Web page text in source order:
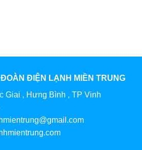
ĐIỆN LẠNH MIỀN TRUNG
Giai , Hưng Bình , TP Vinh